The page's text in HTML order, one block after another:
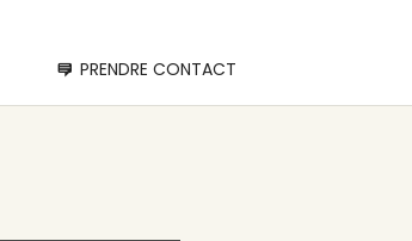
PRENDRE CONTACT